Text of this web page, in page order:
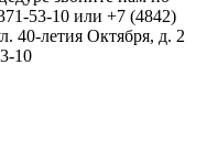
53-10 или +7 (4842)
40-летия Октября, д. 2
10